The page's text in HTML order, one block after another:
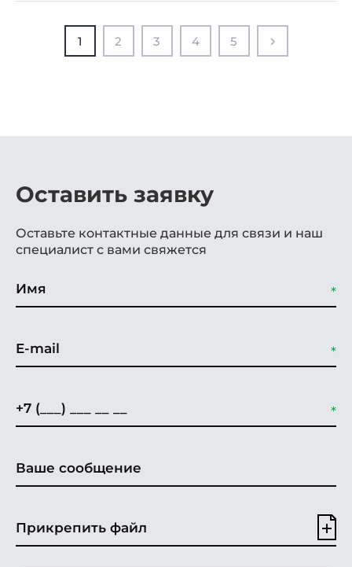
1 2 3 4 5
Оставить заявку
Оставьте контактные данные для связи и наш
специалист с вами свяжется
Прикрепить файл